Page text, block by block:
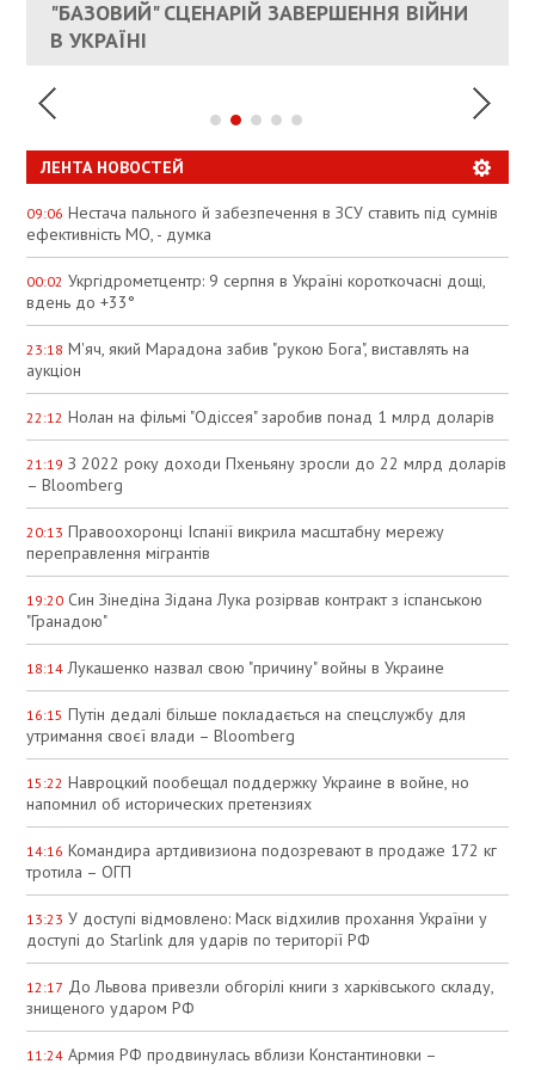
ЕС ПРЕКРАТИТЬ ВОЕННУЮ ПОМОЩЬ
УКРАИНЕ
"БАЗОВИЙ" СЦЕНАРІЙ ЗАВЕРШЕННЯ ВІЙНИ
В УКРАЇНІ
АНАЛІТИКИ ЗВИНУВАТИЛИ АЗС У
СПЕКУЛЯЦІЇ
ЛЕНТА НОВОСТЕЙ
09:06 Нестача пального й забезпечення в ЗСУ ставить під сумнів
ефективність МО, - думка
00:02 Укргідрометцентр: 9 серпня в Україні короткочасні дощі,
вдень до +33°
23:18 М'яч, який Марадона забив "рукою Бога", виставлять на
аукціон
22:12 Нолан на фільмі "Одіссея" заробив понад 1 млрд доларів
21:19 З 2022 року доходи Пхеньяну зросли до 22 млрд доларів
– Bloomberg
20:13 Правоохоронці Іспанії викрила масштабну мережу
переправлення мігрантів
19:20 Син Зінедіна Зідана Лука розірвав контракт з іспанською
"Гранадою"
18:14 Лукашенко назвал свою "причину" войны в Украине
16:15 Путін дедалі більше покладається на спецслужбу для
утримання своєї влади – Bloomberg
15:22 Навроцкий пообещал поддержку Украине в войне, но
напомнил об исторических претензиях
14:16 Командира артдивизиона подозревают в продаже 172 кг
тротила – ОГП
13:23 У доступі відмовлено: Маск відхилив прохання України у
доступі до Starlink для ударів по території РФ
12:17 До Львова привезли обгорілі книги з харківського складу,
знищеного ударом РФ
11:24 Армия РФ продвинулась вблизи Константиновки –